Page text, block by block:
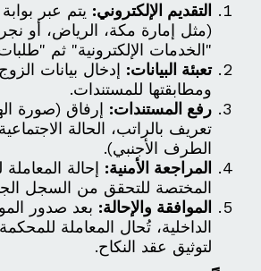
التقديم الإلكتروني: يتم عبر
(مثل إمارة مكة، الرياض، أو
"الخدمات الإلكترونية" ثم
تعبئة البيانات: إدخال بيانات
ومطابقتها للمستندات.
رفع المستندات: إرفاق (صورة
تعريف بالراتب، الحالة
الطرف الأجنبي).
المراجعة الأمنية: إحالة
المختصة للتحقق من السجل
الموافقة والإحالة: بعد صدور
الداخلية، تُحال المعاملة
لتوثيق عقد النكاح.